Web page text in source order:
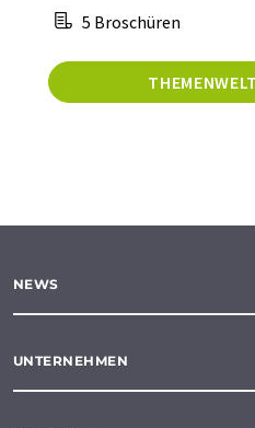
5 Broschüren
NEWS
UNTERNEHMEN